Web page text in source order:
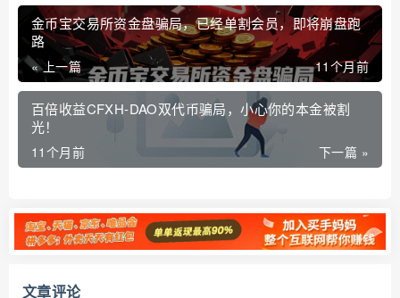
金币宝交易所资金盘骗局，已经单割会员，即将崩盘跑
路
« 上一篇 11个月前
百倍收益CFXH-DAO双代币骗局，小心你的本金被割
光！
下一篇 »
11个月前
文章评论